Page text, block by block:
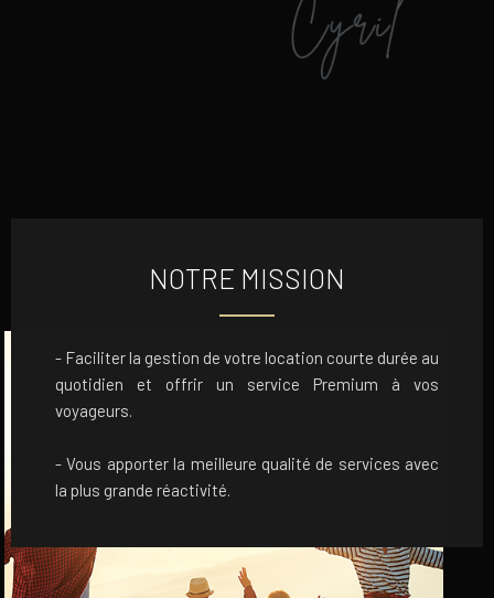
NOTRE MISSION
- Faciliter la gestion de votre location courte durée au
quotidien et offrir un service Premium à vos
voyageurs.
- Vous apporter la meilleure qualité de services avec
la plus grande réactivité.